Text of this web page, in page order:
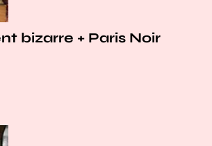
bizarre + Paris Noir